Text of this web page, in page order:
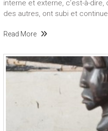
interne et externe, c’est-à-
des autres, ont subi et
Read More